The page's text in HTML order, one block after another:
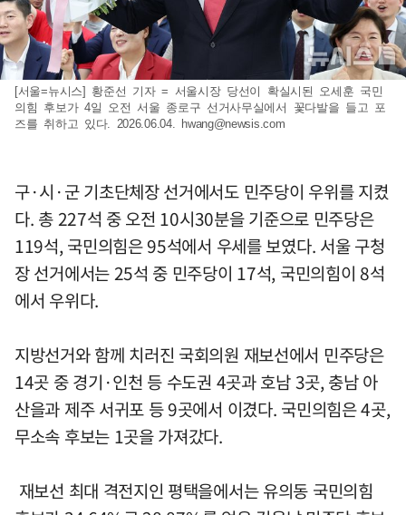
[서울=뉴시스] 황준선 기자 = 서울시장 당선이 확실시된 오세훈 국민
의힘 후보가 4일 오전 서울 종로구 선거사무실에서 꽃다발을 들고 포
즈를 취하고 있다. 2026.06.04.
hwang@newsis.com
구·시·군 기초단체장 선거에서도 민주당이 우위를 지켰
다. 총 227석 중 오전 10시30분을 기준으로 민주당은
119석, 국민의힘은 95석에서 우세를 보였다. 서울 구청
장 선거에서는 25석 중 민주당이 17석, 국민의힘이 8석
에서 우위다.
지방선거와 함께 치러진 국회의원 재보선에서 민주당은
14곳 중 경기·인천 등 수도권 4곳과 호남 3곳, 충남 아
산을과 제주 서귀포 등 9곳에서 이겼다. 국민의힘은 4곳,
무소속 후보는 1곳을 가져갔다.
재보선 최대 격전지인 평택을에서는 유의동 국민의힘